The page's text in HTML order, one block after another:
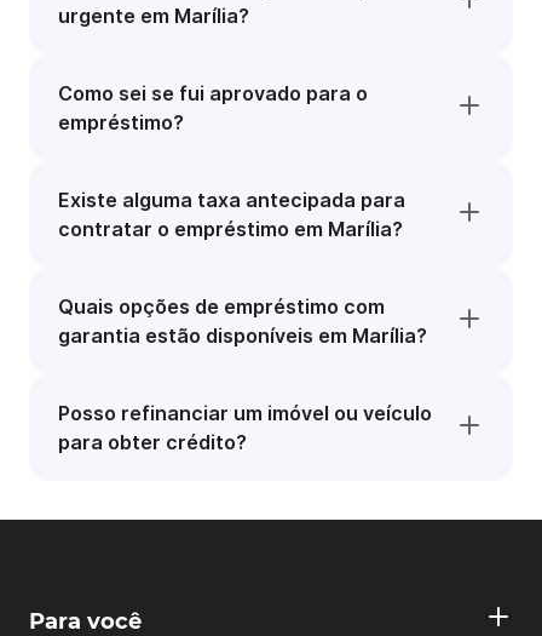
urgente em Marília?
Como sei se fui aprovado para o
empréstimo?
Existe alguma taxa antecipada para
contratar o empréstimo em Marília?
Quais opções de empréstimo com
garantia estão disponíveis em Marília?
Posso refinanciar um imóvel ou veículo
para obter crédito?
Para você